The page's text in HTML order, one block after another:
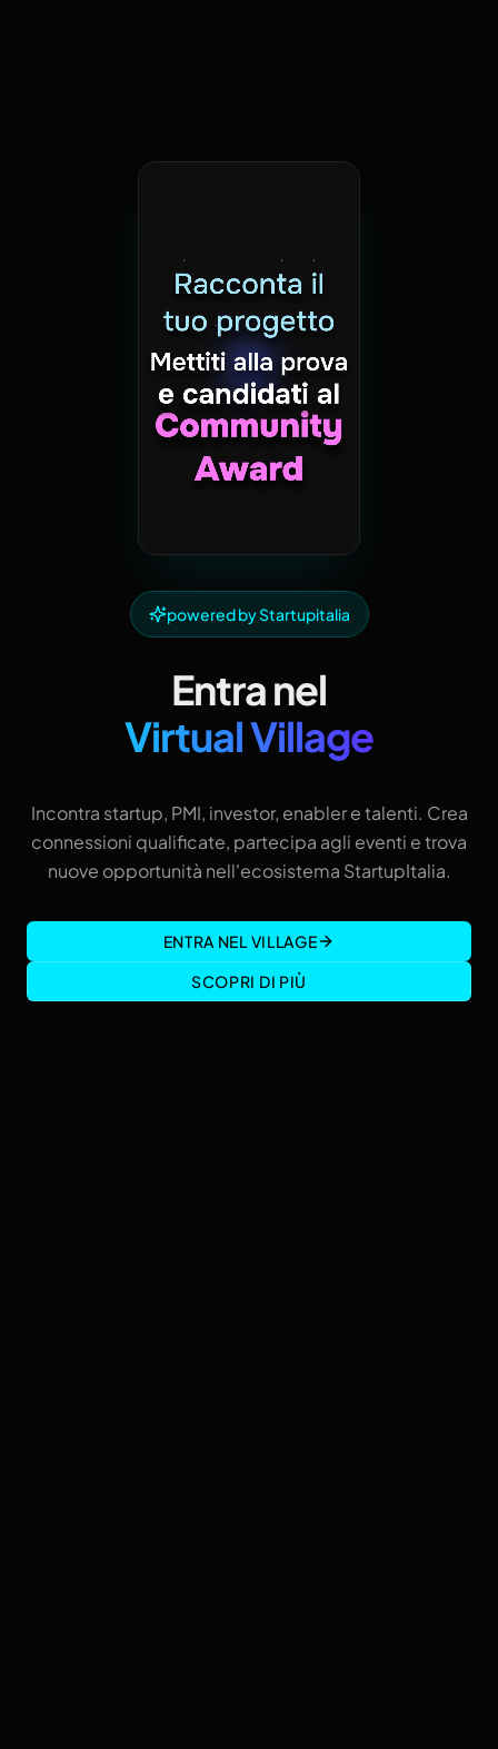
powered by Startupitalia
Entra nel
Virtual Village
Incontra startup, PMI, investor, enabler e talenti. Crea
connessioni qualificate, partecipa agli eventi e trova
nuove opportunità nell'ecosistema StartupItalia.
ENTRA NEL VILLAGE
SCOPRI DI PIÙ